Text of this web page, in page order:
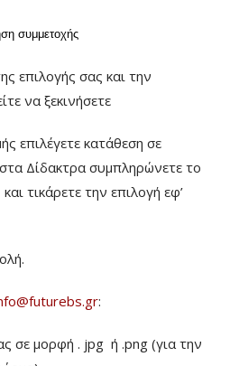
συμμετοχής
επιλογής σας και την
να ξεκινήσετε
επιλέγετε κατάθεση σε
Δίδακτρα συμπληρώνετε το
και τικάρετε την επιλογή εφ’
:
σε μορφή . jpg ή .png (για την